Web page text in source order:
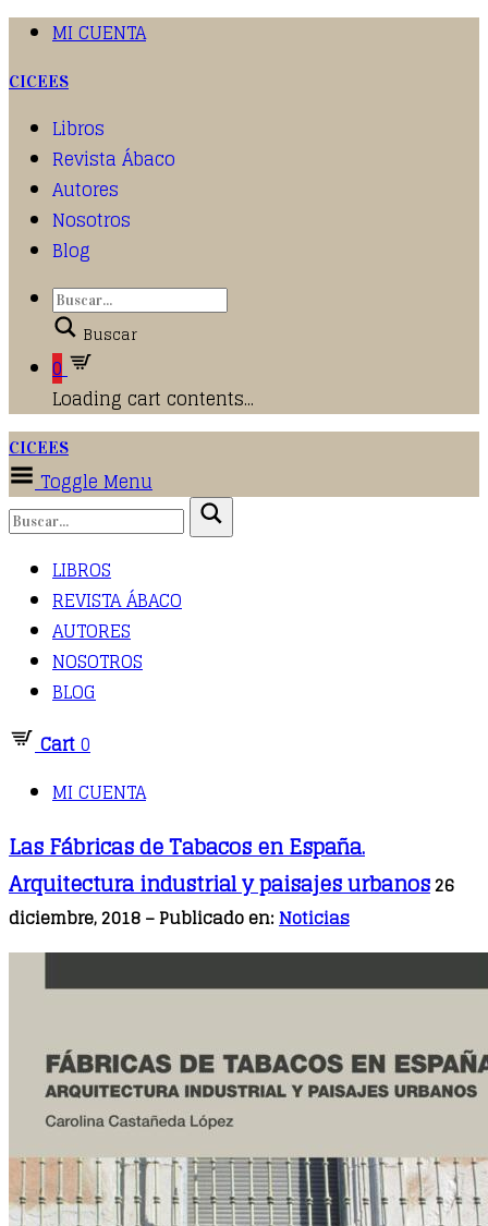
MI CUENTA
CICEES
Libros
Revista Ábaco
Autores
Nosotros
Blog
Buscar
0
Loading cart contents...
CICEES
Toggle Menu
LIBROS
REVISTA ÁBACO
AUTORES
NOSOTROS
BLOG
Cart0
MI CUENTA
Las Fábricas de Tabacos en España.
Arquitectura industrial y paisajes urbanos26
diciembre, 2018 – Publicado en:Noticias